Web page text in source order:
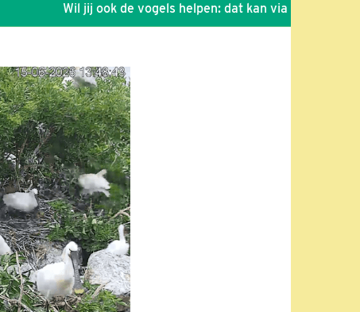
Wil jij ook de vogels helpen: dat kan via de link!